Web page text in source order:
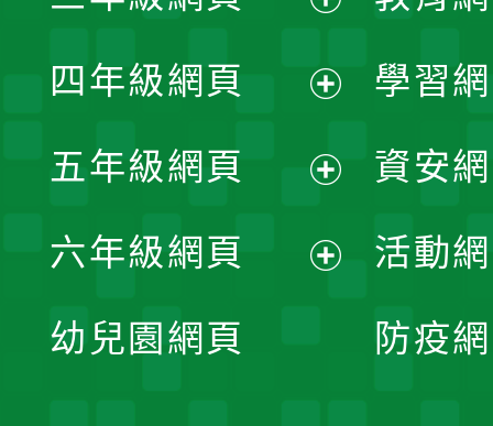
單
開
選
單
開
選
單
四年級網頁
開
選
五年級網頁
開
六年級網頁
幼兒園網頁
學習
資安
活動
防疫